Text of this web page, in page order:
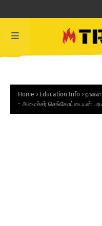
Home Education Info
நாளை
- அமைச்சர் செங்கோட்டையன்